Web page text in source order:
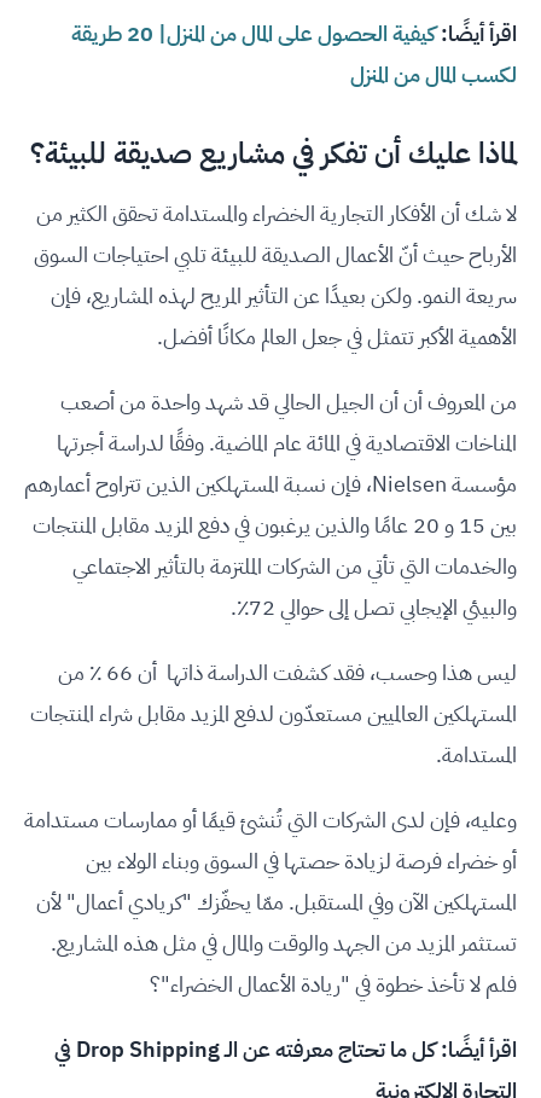
اقرأ أيضًا:
كيفية الحصول على المال من المنزل| 20 طريقة
لكسب المال من المنزل
لماذا عليك أن تفكر في مشاريع صديقة للبيئة؟
لا شك أن الأفكار التجارية الخضراء والمستدامة تحقق الكثير من
الأرباح حيث أنّ الأعمال الصديقة للبيئة تلبي احتياجات السوق
سريعة النمو. ولكن بعيدًا عن التأثير المريح لهذه المشاريع، فإن
الأهمية الأكبر تتمثل في جعل العالم مكانًا أفضل.
من المعروف أن أن الجيل الحالي قد شهد واحدة من أصعب
المناخات الاقتصادية في المائة عام الماضية. وفقًا لدراسة أجرتها
مؤسسة Nielsen، فإن نسبة المستهلكين الذين تتراوح أعمارهم
بين 15 و 20 عامًا والذين يرغبون في دفع المزيد مقابل المنتجات
والخدمات التي تأتي من الشركات الملتزمة بالتأثير الاجتماعي
والبيئي الإيجابي تصل إلى حوالي 72٪.
ليس هذا وحسب، فقد كشفت الدراسة ذاتها أن 66 ٪ من
المستهلكين العالميين مستعدّون لدفع المزيد مقابل شراء المنتجات
المستدامة.
وعليه، فإن لدى الشركات التي تُنشئ قيمًا أو ممارسات مستدامة
أو خضراء فرصة لزيادة حصتها في السوق وبناء الولاء بين
المستهلكين الآن وفي المستقبل. ممّا يحفّزك "كريادي أعمال" لأن
تستثمر المزيد من الجهد والوقت والمال في مثل هذه المشاريع.
فلم لا تأخذ خطوة في "ريادة الأعمال الخضراء"؟
اقرأ أيضًا:
كل ما تحتاج معرفته عن الـ Drop Shipping في
التجارة الإلكترونية